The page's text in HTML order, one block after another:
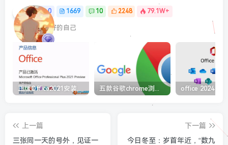
0 1669 10 2248 79.1W+
最最好的自己
五款谷歌chrome浏览器截图插件工具推荐
上一篇
三张同一天的号外，见证一
下一篇
今日冬至：岁首年近，“数九